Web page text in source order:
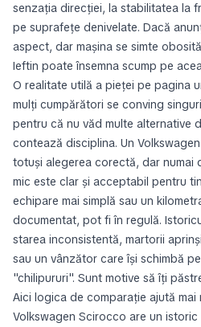
senzația direcției, la stabilitatea la
pe suprafețe denivelate. Dacă
aspect, dar mașina se simte
Ieftin poate însemna scump pe
O realitate utilă a pieței pe pagina
mulți cumpărători se conving
pentru că nu văd multe alternative
contează disciplina. Un
totuși alegerea corectă, dar numai
mic este clar și acceptabil pentru
echipare mai simplă sau un
documentat, pot fi în regulă.
starea inconsistentă, martorii
sau un vânzător care își schimbă
"chilipururi". Sunt motive să îți
Aici logica de comparație ajută mai
Volkswagen Scirocco are un